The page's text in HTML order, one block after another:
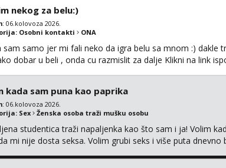
nekog za belu:)
: 06.kolovoza 2026.
Osobni kontakti ONA
sam samo jer mi fali neko da igra belu sa mnom :) dakle
dobar u beli , onda cu razmislit za dalje Klikni na link
kada sam puna kao paprika
: 06.kolovoza 2026.
Sex Ženska osoba traži mušku osobu
studentica traži napaljenka kao što sam i ja! Volim
mi nije dosta seksa. Volim grubi seks i više puta